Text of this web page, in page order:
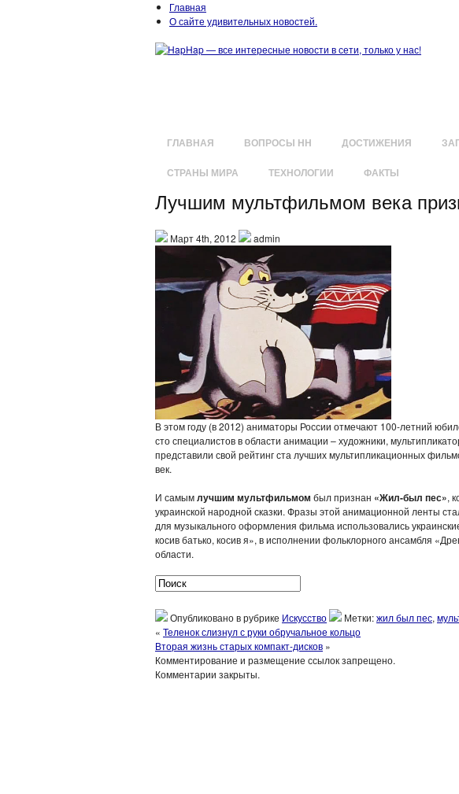
Главная
О сайте удивительных новостей.
ГЛАВНАЯ ВОПРОСЫ HH ДОСТИЖЕНИЯ
СТРАНЫ МИРА ТЕХНОЛОГИИ ФАКТЫ
Лучшим мультфильмом века
Март 4th, 2012 admin
В этом году (в 2012) аниматоры России отмечают 100-летний
сто специалистов в области анимации – художники,
представили свой рейтинг ста лучших мультипликационных
век.
И самымлучшим мультфильмом был признан «Жил-был пес»,
украинской народной сказки. Фразы этой анимационной ленты
для музыкального оформления фильма использовались
косив батько, косив я», в исполнении фольклорного ансамбля
области.
Опубликовано в рубрике Искусство Метки:жил был пес,
« Теленок слизнул с руки обручальное кольцо
Вторая жизнь старых компакт-дисков »
Комментирование и размещение ссылок запрещено.
Комментарии закрыты.